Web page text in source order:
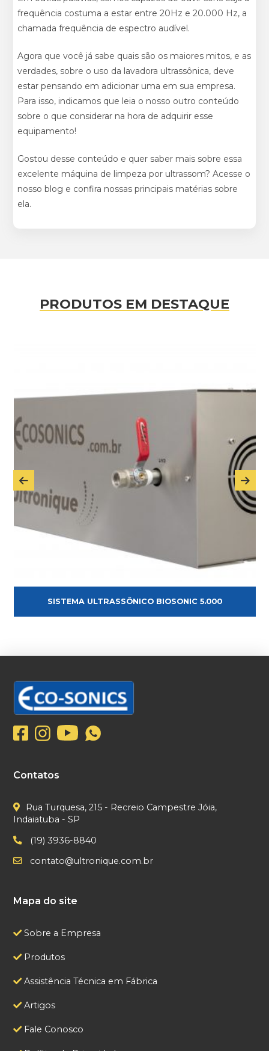
frequência costuma a estar entre 20Hz e 20.000 Hz, a
chamada frequência de espectro audível.
Agora que você já sabe quais são os maiores mitos, e as
verdades, sobre o uso da lavadora ultrassônica, deve
estar pensando em adicionar uma em sua empresa.
Para isso, indicamos que leia o nosso outro conteúdo
sobre o que considerar na hora de adquirir esse
equipamento!
Gostou desse conteúdo e quer saber mais sobre essa
excelente máquina de limpeza por ultrassom? Acesse o
nossoblog e confira nossas principais matérias sobre
ela.
PRODUTOS EM DESTAQUE
SISTEMA ULTRASSÔNICO BIOSONIC 5.000
Contatos
Rua Turquesa, 215 - Recreio Campestre Jóia,
Indaiatuba - SP
(19) 3936-8840
contato@ultronique.com.br
Mapa do site
Sobre a Empresa
Produtos
Assistência Técnica em Fábrica
Artigos
Fale Conosco